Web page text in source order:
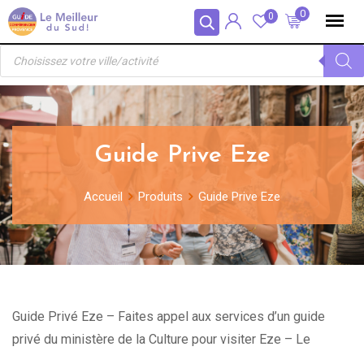
Panneau de gestion des cookies
Skip
to
content
0
0
Recherche
produits
Guide Prive Eze
Accueil Produits Guide Prive Eze
Guide Privé Eze – Faites appel aux services d’un guide
privé du ministère de la Culture pour visiter Eze – Le